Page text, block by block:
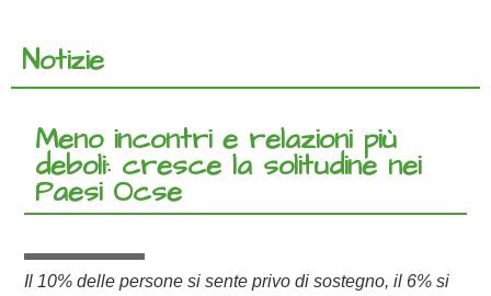
Notizie
Meno incontri e relazioni più
deboli: cresce la solitudine nei
Paesi Ocse
Il 10% delle persone si sente privo di sostegno, il 6% si